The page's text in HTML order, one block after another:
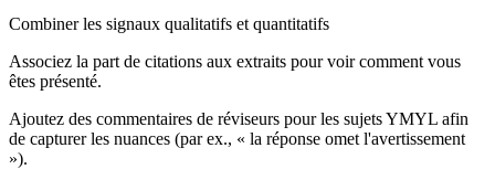
Combiner les signaux qualitatifs et quantitatifs
Associez la part de citations aux extraits pour voir comment vous
êtes présenté.
Ajoutez des commentaires de réviseurs pour les sujets YMYL afin
de capturer les nuances (par ex., « la réponse omet l'avertissement
»).